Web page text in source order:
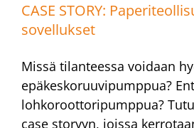
CASE STORY:
sovellukset
Missä tilanteessa voidaan
epäkeskoruuvipumppua?
lohkoroottoripumppua?
case storyyn, joissa